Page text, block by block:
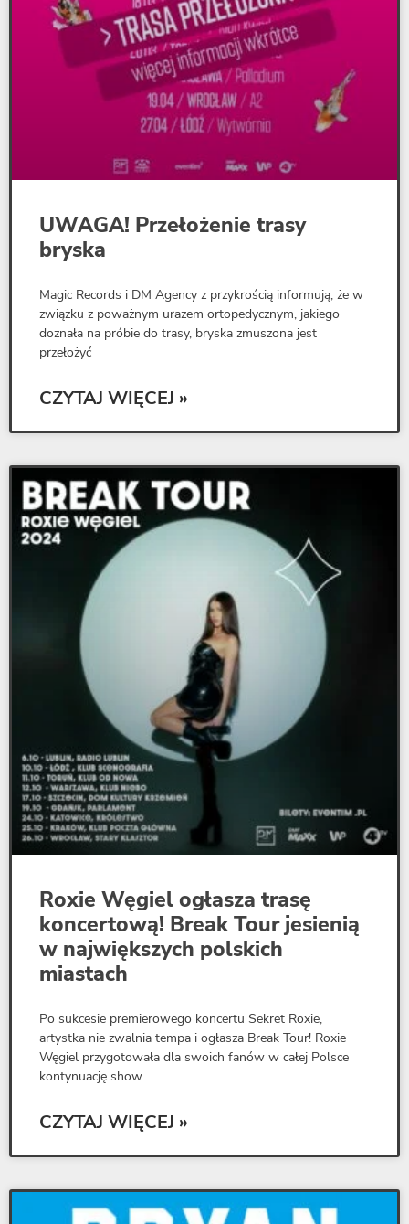
UWAGA! Przełożenie trasy
bryska
Magic Records i DM Agency z przykrością informują, że w
związku z poważnym urazem ortopedycznym, jakiego
doznała na próbie do trasy, bryska zmuszona jest
przełożyć
CZYTAJ WIĘCEJ »
Roxie Węgiel ogłasza trasę
koncertową! Break Tour jesienią
w największych polskich
miastach
Po sukcesie premierowego koncertu Sekret Roxie,
artystka nie zwalnia tempa i ogłasza Break Tour! Roxie
Węgiel przygotowała dla swoich fanów w całej Polsce
kontynuację show
CZYTAJ WIĘCEJ »